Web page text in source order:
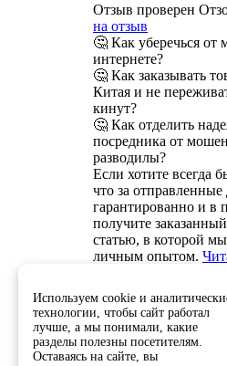
Отзыв проверен
на отзыв
🤔 Как уберечься от
интернете?
🤔 Как заказывать
Китая и не
кинут?
🤔 Как отделить
посредника от
разводилы?
Если хотите всегда
что за отправленные
гарантированно и в
получите
статью, в которой
личным опытом.
Служба
8 800 222-82-50
Наш бот в
Используем cookie и
технологии, чтобы сайт работал
лучше, а мы понимали, какие
разделы полезны посетителям.
Оставаясь на сайте, вы